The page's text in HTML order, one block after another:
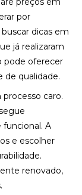
por
dicas em
já realizaram
pode oferecer
de qualidade.
caro.
A
e escolher
renovado,